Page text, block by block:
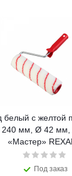
белый с желтой
240 мм, Ø 42 мм,
«Мастер»
Под заказ